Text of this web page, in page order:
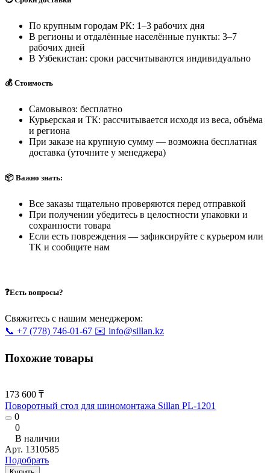
По крупным городам РК: 1–3 рабочих дня
В регионы и отдалённые населённые пункты: 3–7
рабочих дней
В Узбекистан: сроки рассчитываются индивидуально
💰 Стоимость
Самовывоз: бесплатно
Курьерская и ТК: рассчитывается исходя из веса, объёма
и региона
При заказе на крупную сумму — возможна бесплатная
доставка (уточните у менеджера)
📦 Важно знать:
Все заказы тщательно проверяются перед отправкой
При получении убедитесь в целостности упаковки и
сохранности товара
Если есть повреждения — зафиксируйте с курьером или
ТК и сообщите нам
❓Есть вопросы?
Свяжитесь с нашим менеджером:
📞 +7 (778) 746-01-67 ✉️ info@sillan.kz
Похожие товары
173 600 ₸
Поворотный стол для шиномонтажа Sillan PL-1201
0
0
В наличии
Арт. 1310585
Подобрать